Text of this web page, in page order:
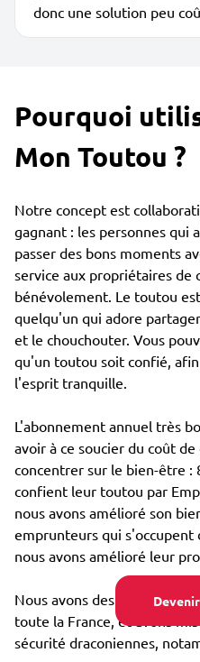
donc une solution peu
Pourquoi
Mon Toutou ?
Notre concept est
gagnant : les personnes qui
passer des bons moments
service aux propriétaires
bénévolement. Le toutou
quelqu'un qui adore
et le chouchouter. Vous
qu'un toutou soit confié,
l'esprit tranquille.
L'abonnement annuel très
avoir à ce soucier du coût
concentrer sur le bien-être :
confient leur toutou par
nous avons amélioré son
emprunteurs qui
nous avons amélioré leur
Nous avons des dizaines de
toute la France, et avons
sécurité draconiennes,